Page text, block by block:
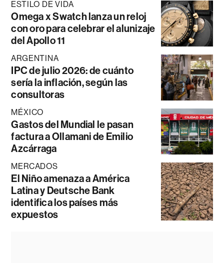
ESTILO DE VIDA
Omega x Swatch lanza un reloj
con oro para celebrar el alunizaje
del Apollo 11
ARGENTINA
IPC de julio 2026: de cuánto
sería la inflación, según las
consultoras
MÉXICO
Gastos del Mundial le pasan
factura a Ollamani de Emilio
Azcárraga
MERCADOS
El Niño amenaza a América
Latina y Deutsche Bank
identifica los países más
expuestos